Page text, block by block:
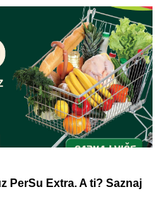
PerSu Extra. A ti? Saznaj